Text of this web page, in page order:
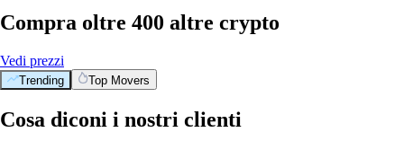
Compra oltre 400 altre crypto
Vedi prezzi
Trending Top Movers
Cosa diconi i nostri clienti